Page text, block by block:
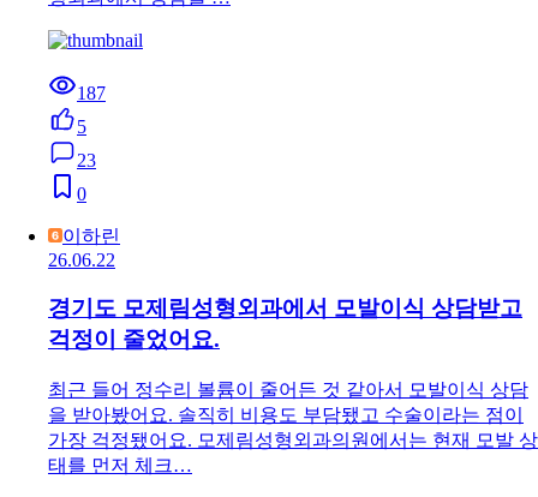
187
5
23
0
이하린
26.06.22
경기도 모제림성형외과에서 모발이식 상담받고
걱정이 줄었어요.
최근 들어 정수리 볼륨이 줄어든 것 같아서 모발이식 상담
을 받아봤어요. 솔직히 비용도 부담됐고 수술이라는 점이
가장 걱정됐어요. 모제림성형외과의원에서는 현재 모발 상
태를 먼저 체크…